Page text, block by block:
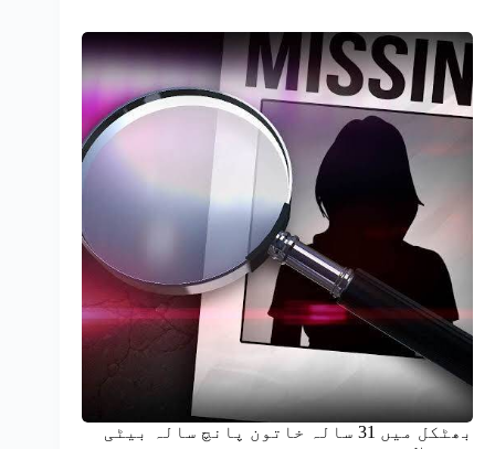
بھٹکل میں 31 سالہ خاتون پانچ سالہ بیٹی